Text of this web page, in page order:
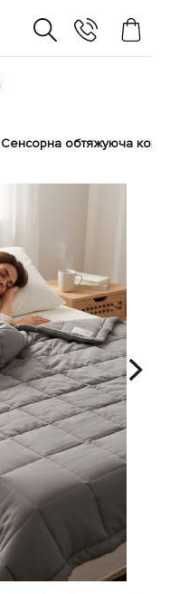
Сенсорна обтяжуюча